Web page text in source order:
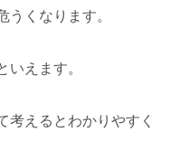
うくなります。
いえます。
考えるとわかりやすく